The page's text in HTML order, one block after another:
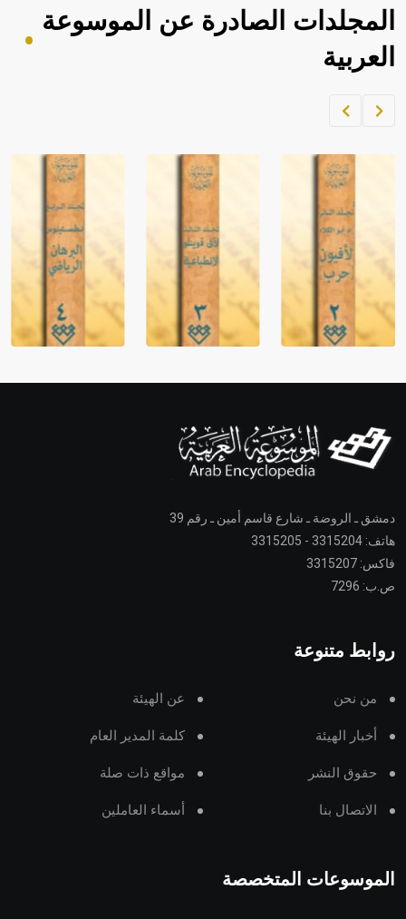
المجلدات الصادرة عن الموسوعة
العربية
دمشق ـ الروضة ـ شارع قاسم أمين ـ رقم 39
هاتف: 3315204 - 3315205
فاكس: 3315207
ص.ب: 7296
روابط متنوعة
من نحن عن الهيئة
أخبار الهيئة كلمة المدير العام
حقوق النشر مواقع ذات صلة
الاتصال بنا أسماء العاملين
الموسوعات المتخصصة